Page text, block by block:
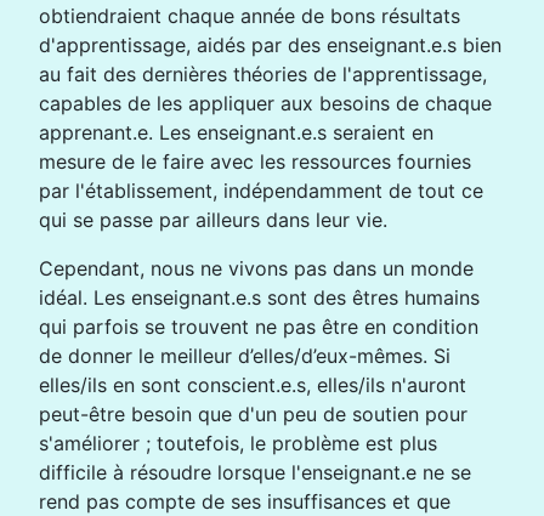
obtiendraient chaque année de bons résultats
d'apprentissage, aidés par des enseignant.e.s bien
au fait des dernières théories de l'apprentissage,
capables de les appliquer aux besoins de chaque
apprenant.e. Les enseignant.e.s seraient en
mesure de le faire avec les ressources fournies
par l'établissement, indépendamment de tout ce
qui se passe par ailleurs dans leur vie.
Cependant, nous ne vivons pas dans un monde
idéal. Les enseignant.e.s sont des êtres humains
qui parfois se trouvent ne pas être en condition
de donner le meilleur d’elles/d’eux-mêmes. Si
elles/ils en sont conscient.e.s, elles/ils n'auront
peut-être besoin que d'un peu de soutien pour
s'améliorer ; toutefois, le problème est plus
difficile à résoudre lorsque l'enseignant.e ne se
rend pas compte de ses insuffisances et que